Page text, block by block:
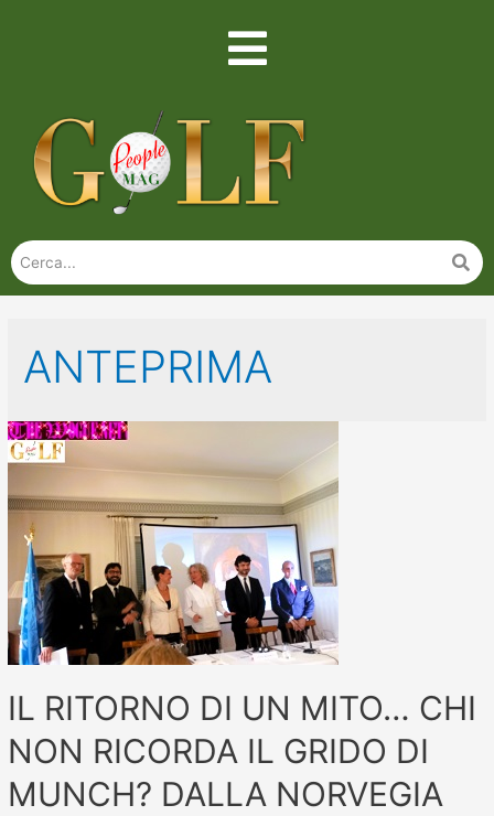
ANTEPRIMA
IL RITORNO DI UN MITO… CHI
NON RICORDA IL GRIDO DI
MUNCH? DALLA NORVEGIA